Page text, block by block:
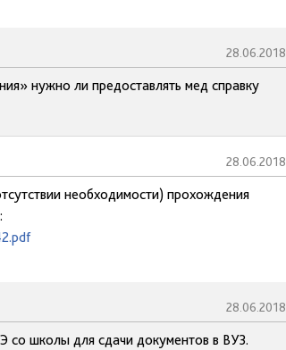
28.06.2018
нужно ли предоставлять мед справку
28.06.2018
необходимости) прохождения
28.06.2018
со школы для сдачи документов в ВУЗ.